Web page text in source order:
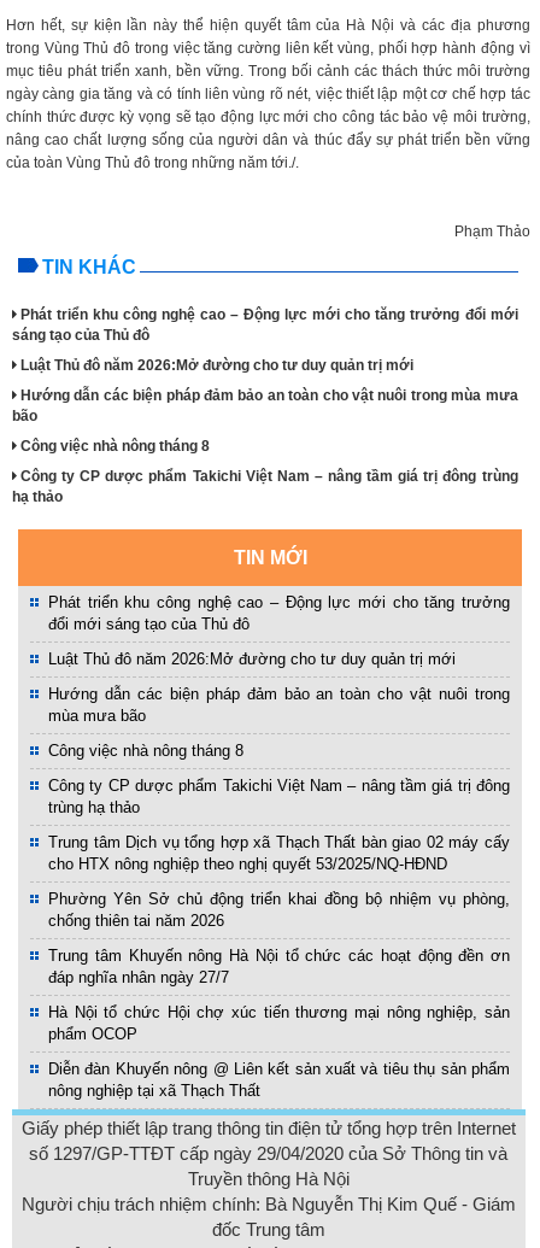
Hơn hết, sự kiện lần này thể hiện quyết tâm của Hà Nội và các địa phương
trong Vùng Thủ đô trong việc tăng cường liên kết vùng, phối hợp hành động vì
mục tiêu phát triển xanh, bền vững. Trong bối cảnh các thách thức môi trường
ngày càng gia tăng và có tính liên vùng rõ nét, việc thiết lập một cơ chế hợp tác
chính thức được kỳ vọng sẽ tạo động lực mới cho công tác bảo vệ môi trường,
nâng cao chất lượng sống của người dân và thúc đẩy sự phát triển bền vững
của toàn Vùng Thủ đô trong những năm tới./.
Phạm Thảo
TIN KHÁC
Phát triển khu công nghệ cao – Động lực mới cho tăng trưởng đổi mới
sáng tạo của Thủ đô
Luật Thủ đô năm 2026:Mở đường cho tư duy quản trị mới
Hướng dẫn các biện pháp đảm bảo an toàn cho vật nuôi trong mùa mưa
bão
Công việc nhà nông tháng 8
Công ty CP dược phẩm Takichi Việt Nam – nâng tầm giá trị đông trùng
hạ thảo
TIN MỚI
Phát triển khu công nghệ cao – Động lực mới cho tăng trưởng
đổi mới sáng tạo của Thủ đô
Luật Thủ đô năm 2026:Mở đường cho tư duy quản trị mới
Hướng dẫn các biện pháp đảm bảo an toàn cho vật nuôi trong
mùa mưa bão
Công việc nhà nông tháng 8
Công ty CP dược phẩm Takichi Việt Nam – nâng tầm giá trị đông
trùng hạ thảo
Trung tâm Dịch vụ tổng hợp xã Thạch Thất bàn giao 02 máy cấy
cho HTX nông nghiệp theo nghị quyết 53/2025/NQ-HĐND
Phường Yên Sở chủ động triển khai đồng bộ nhiệm vụ phòng,
chống thiên tai năm 2026
Trung tâm Khuyến nông Hà Nội tổ chức các hoạt động đền ơn
đáp nghĩa nhân ngày 27/7
Hà Nội tổ chức Hội chợ xúc tiến thương mại nông nghiệp, sản
phẩm OCOP
Diễn đàn Khuyến nông @ Liên kết sản xuất và tiêu thụ sản phẩm
nông nghiệp tại xã Thạch Thất
Giấy phép thiết lập trang thông tin điện tử tổng hợp trên Internet
số 1297/GP-TTĐT cấp ngày 29/04/2020 của Sở Thông tin và
Truyền thông Hà Nội
Người chịu trách nhiệm chính: Bà Nguyễn Thị Kim Quế - Giám
đốc Trung tâm